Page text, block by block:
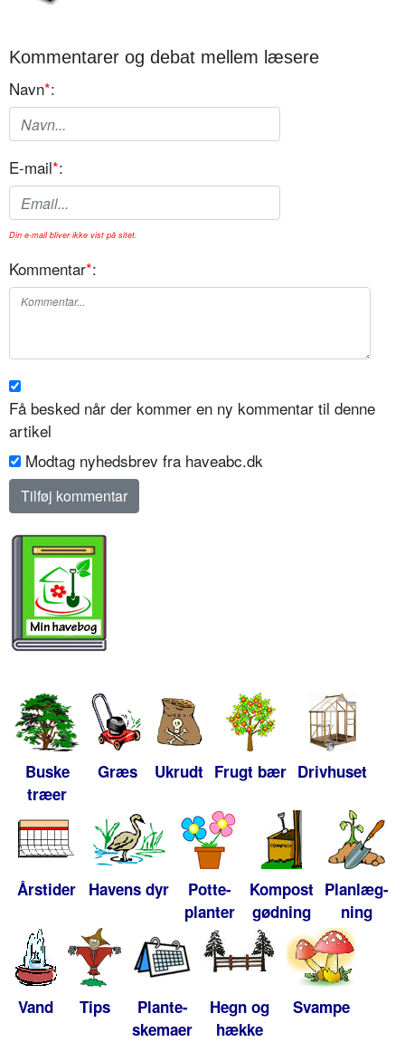
Kommentarer og debat mellem læsere
Navn*:
E-mail*:
Din e-mail bliver ikke vist på sitet.
Kommentar*:
Få besked når der kommer en ny kommentar til denne
artikel
Modtag nyhedsbrev fra haveabc.dk
Buske
træer
Græs Ukrudt Frugt bær Drivhuset
Årstider Havens dyr
Potte-
planter
Kompost
gødning
Planlæg-
ning
Vand Tips
Plante-
skemaer
Hegn og
hække
Svampe